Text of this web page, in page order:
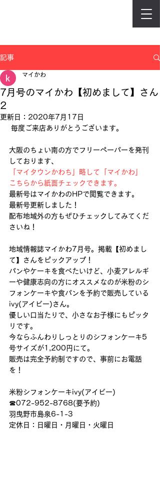
記事
7月号のマイかわ【初めまして】さん
2
マイかわ
更新日： 2020年7月17日
毎度ご来店ありがとうございます。
大阪のちょい南の方でフリーペーパーを発刊
しております、
「マイタウンかわち」略して「マイかわ」
こちらから紙面チェックできます。
最新号はマイかわのHPで閲覧できます。
最新号更新しました！
配布地域外の方もぜひチェックしてみてくだ
さいね！
地域情報誌マイかわ7月号。掲載【初めまし
て】さんをピックアップ！
パンやケーキを食べたいけど、小麦アレルギ
ーや健康志向の方にオススメなのが米粉のシ
フォンケーキや食パンを予約で販売している
ivy(アイビー)さん。
優しい口当たりで、小さなお子様にもピッタ
リです。
今ならふんわりしっとりのシフォンケーキ5
号サイズが1,200円にて。
販売は完全予約制ですので、事前にお電話
を！
米粉シフォンケーキivy(アイビー)
☎︎072-952-8768(要予約)
羽曳野市島泉6-1-3
定休日：日曜日・月曜日・火曜日